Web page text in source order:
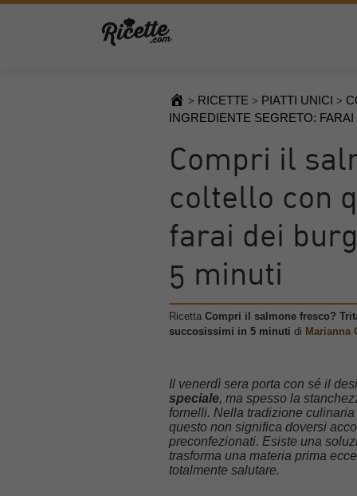
> RICETTE > PIATTI UNICI >
INGREDIENTE SEGRETO:
Compri il
coltello con
farai dei
5 minuti
Ricetta Compri il salmone fresco?
succosissimi in 5 minuti di Marianna
Il venerdì sera porta con sé il
speciale, ma spesso la
fornelli. Nella tradizione
questo non significa doversi
preconfezionati. Esiste una
trasforma una materia prima
totalmente salutare.